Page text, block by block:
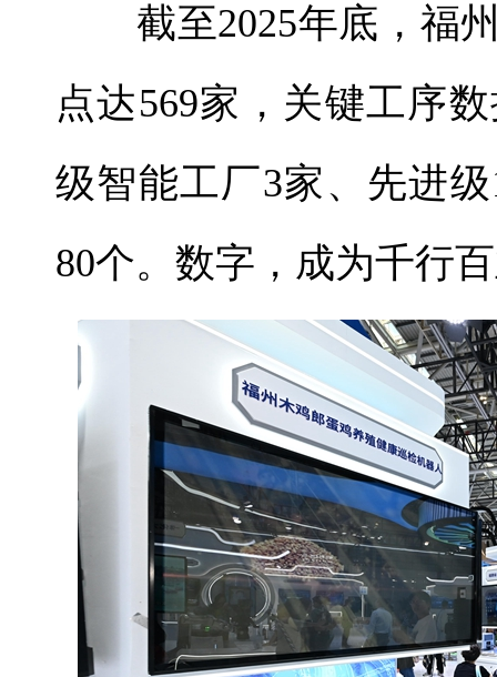
截至2025年底，福州
点达569家，关键工序
级智能工厂3家、先进
80个。数字，成为千行